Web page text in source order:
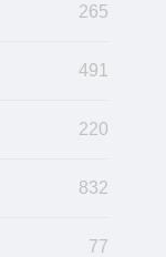
265
491
220
832
77